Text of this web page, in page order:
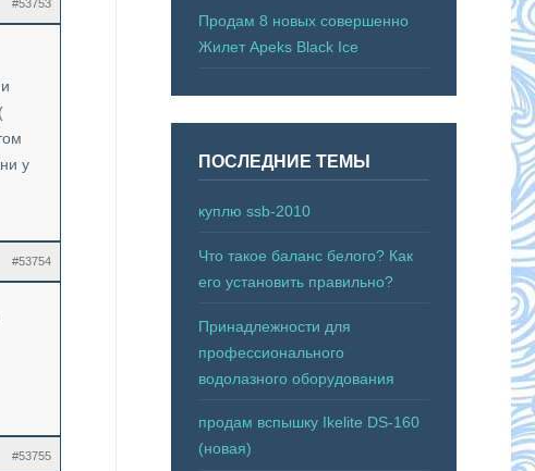
#53753
у
#53754
#53755
Продам 8 новых совершенно
Жилет Apeks Black Ice
ПОСЛЕДНИЕ ТЕМЫ
куплю ssb-2010
Что такое баланс белого? Как
его установить правильно?
Принадлежности для
профессионального
водолазного оборудования
продам вспышку Ikelite DS-160
(новая)